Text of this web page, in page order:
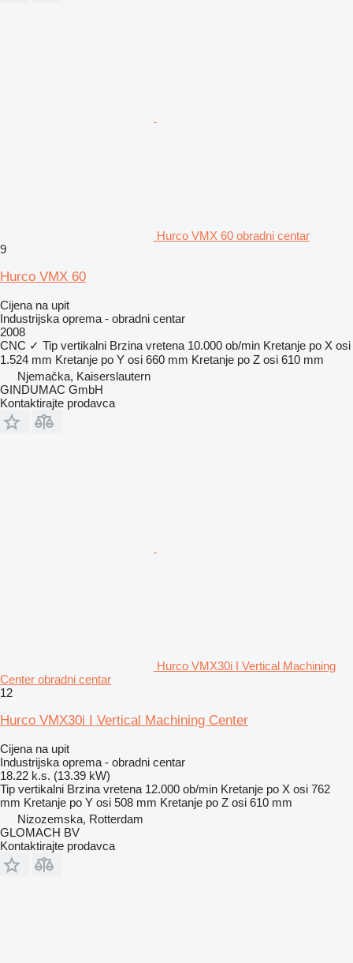
Hurco VMX 60 obradni centar
9
Hurco VMX 60
Cijena na upit
Industrijska oprema - obradni centar
2008
CNC ✓ Tip vertikalni Brzina vretena 10.000 ob/min Kretanje po X osi
1.524 mm Kretanje po Y osi 660 mm Kretanje po Z osi 610 mm
Njemačka, Kaiserslautern
GINDUMAC GmbH
Kontaktirajte prodavca
Hurco VMX30i I Vertical Machining
Center obradni centar
12
Hurco VMX30i I Vertical Machining Center
Cijena na upit
Industrijska oprema - obradni centar
18.22 k.s. (13.39 kW)
Tip vertikalni Brzina vretena 12.000 ob/min Kretanje po X osi 762
mm Kretanje po Y osi 508 mm Kretanje po Z osi 610 mm
Nizozemska, Rotterdam
GLOMACH BV
Kontaktirajte prodavca